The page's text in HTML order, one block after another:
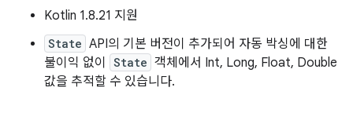
Kotlin 1.8.21 지원
State API의 기본 버전이 추가되어 자동 박싱에 대한
불이익 없이
State 객체에서 Int, Long, Float, Double
값을 추적할 수 있습니다.